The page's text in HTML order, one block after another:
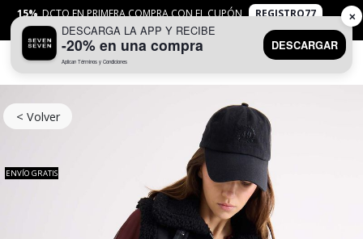
15% DCTO EN PRIMERA COMPRA CON EL CUPÓN
REGISTRO77
APLICANTYC
< Volver
ENVÍO GRATIS
DESCARGA LA APP Y RECIBE
-20% en una compra
Aplican Términos y Condiciones
DESCARGAR
✕